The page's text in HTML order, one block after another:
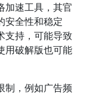
加速工具，其官
安全性和稳定
支持，可能导致
用破解版也可能
制，例如广告频